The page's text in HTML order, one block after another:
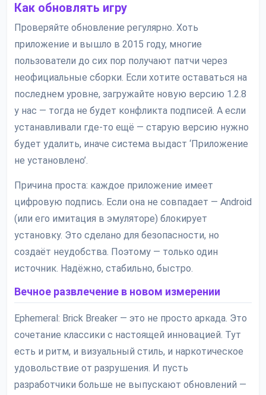
Как обновлять игру
Проверяйте обновление регулярно. Хоть
приложение и вышло в 2015 году, многие
пользователи до сих пор получают патчи через
неофициальные сборки. Если хотите оставаться на
последнем уровне, загружайте новую версию 1.2.8
у нас — тогда не будет конфликта подписей. А если
устанавливали где-то ещё — старую версию нужно
будет удалить, иначе система выдаст ‘Приложение
не установлено’.
Причина проста: каждое приложение имеет
цифровую подпись. Если она не совпадает — Android
(или его имитация в эмуляторе) блокирует
установку. Это сделано для безопасности, но
создаёт неудобства. Поэтому — только один
источник. Надёжно, стабильно, быстро.
Вечное развлечение в новом измерении
Ephemeral: Brick Breaker — это не просто аркада. Это
сочетание классики с настоящей инновацией. Тут
есть и ритм, и визуальный стиль, и наркотическое
удовольствие от разрушения. И пусть
разработчики больше не выпускают обновлений —